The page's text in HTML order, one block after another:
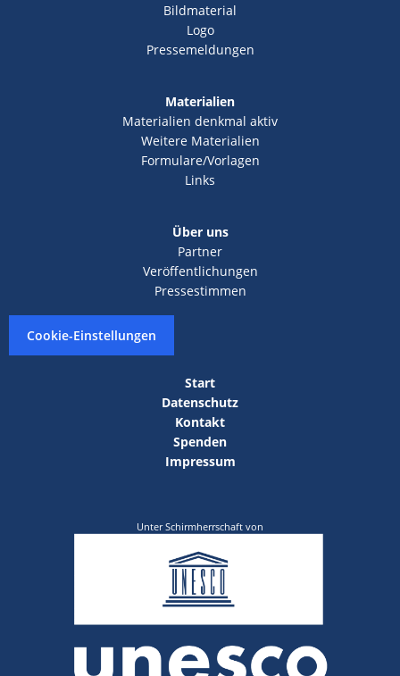
Bildmaterial
Logo
Pressemeldungen
Materialien
Materialien denkmal aktiv
Weitere Materialien
Formulare/Vorlagen
Links
Über uns
Partner
Veröffentlichungen
Pressestimmen
Cookie-Einstellungen
Start
Datenschutz
Kontakt
Spenden
Impressum
Unter Schirmherrschaft von